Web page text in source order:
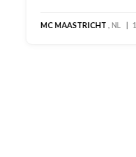
MC MAASTRICHT, NL |